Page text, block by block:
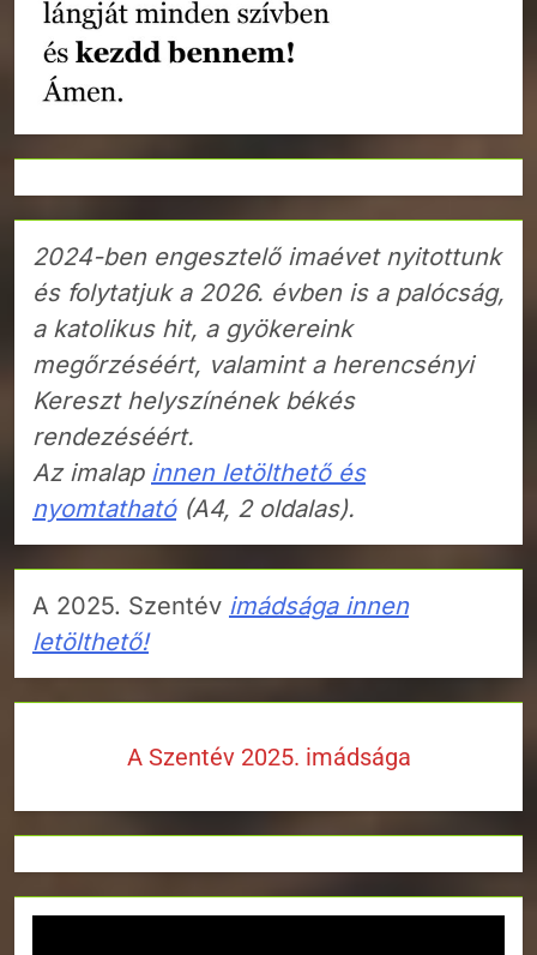
2024-ben engesztelő imaévet nyitottunk
és folytatjuk a 2026. évben is a palócság,
a katolikus hit, a gyökereink
megőrzéséért, valamint a herencsényi
Kereszt helyszínének békés
rendezéséért.
Az imalap innen letölthető és
nyomtatható(A4, 2 oldalas).
A 2025. Szentév imádsága innen
letölthető!
A Szentév 2025. imádsága